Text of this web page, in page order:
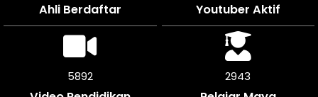
Ahli Berdaftar Youtuber Aktif
6666 3333